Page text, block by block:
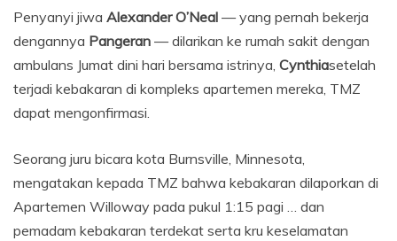
Penyanyi jiwa Alexander O’Neal — yang pernah bekerja
dengannya Pangeran — dilarikan ke rumah sakit dengan
ambulans Jumat dini hari bersama istrinya, Cynthiasetelah
terjadi kebakaran di kompleks apartemen mereka, TMZ
dapat mengonfirmasi.
Seorang juru bicara kota Burnsville, Minnesota,
mengatakan kepada TMZ bahwa kebakaran dilaporkan di
Apartemen Willoway pada pukul 1:15 pagi … dan
pemadam kebakaran terdekat serta kru keselamatan